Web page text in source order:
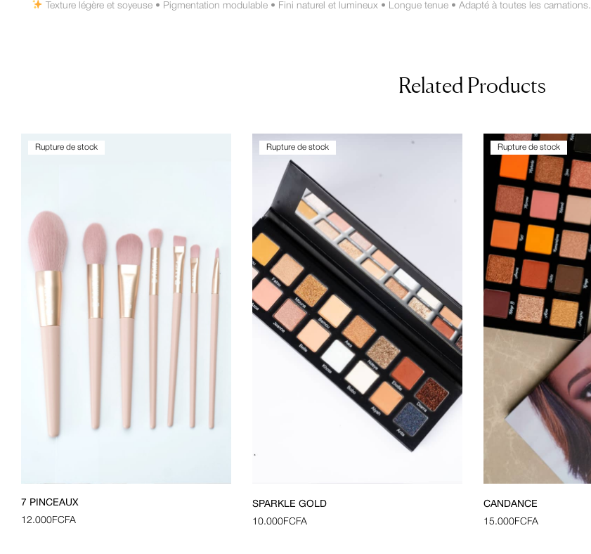
Texture légère et soyeuse • Pigmentation modulable • Fini naturel et lumineux • Longue tenue • Adapté à toutes les carnations.
Related Products
Rupture de stock
7 PINCEAUX
12.000FCFA
Rupture de stock
SPARKLE GOLD
10.000FCFA
Rupture de stock
CANDANCE
15.000FCFA